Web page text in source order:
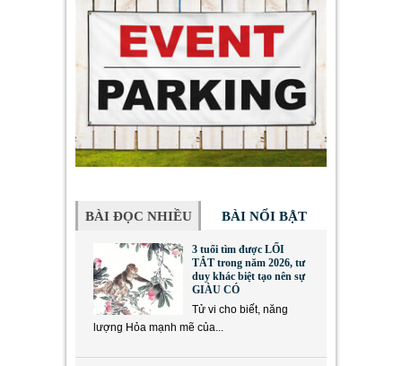
BÀI ĐỌC NHIỀU BÀI NỔI BẬT
3 tuổi tìm được LỐI
TẮT trong năm 2026, tư
duy khác biệt tạo nên sự
GIÀU CÓ
Tử vi cho biết, năng
lượng Hỏa mạnh mẽ của...